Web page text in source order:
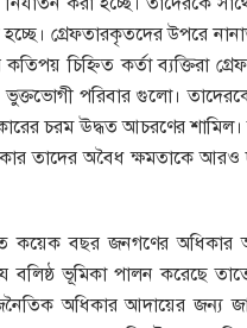
হচ্ছে। গ্রেফতারকৃতদের উপরে
চিহ্নিত কর্তা ব্যক্তিরা
পরিবার গুলো।
চরম ঊদ্ধত আচরণের
তাদের অবৈধ ক্ষমতাকে
বছর জনগণের অধিকার
ভূমিকা পালন করেছে
অধিকার আদায়ের জন্য